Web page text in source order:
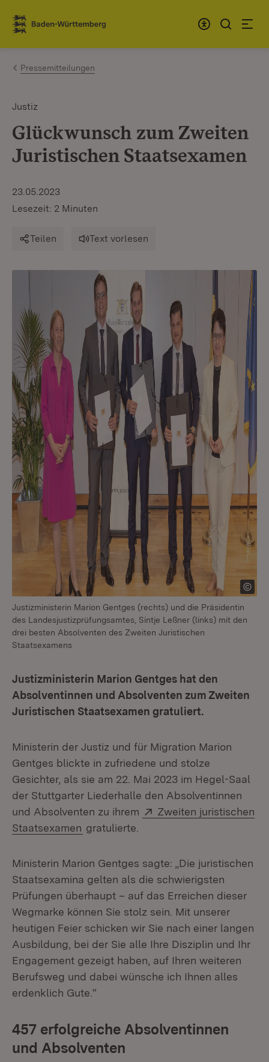
Zum Inhalt springen
Link zur Startseite
Pressemitteilungen
Justiz
Glückwunsch zum Zweiten
Juristischen Staatsexamen
23.05.2023
Lesezeit: 2 Minuten
Teilen Text vorlesen
Justizministerin Marion Gentges (rechts) und die Präsidentin
des Landesjustizprüfungsamtes, Sintje Leßner (links) mit den
drei besten Absolventen des Zweiten Juristischen
Staatsexamens
Justizministerin Marion Gentges hat den
Absolventinnen und Absolventen zum Zweiten
Juristischen Staatsexamen gratuliert.
Ministerin der Justiz und für Migration Marion
Gentges blickte in zufriedene und stolze
Gesichter, als sie am 22. Mai 2023 im Hegel-Saal
der Stuttgarter Liederhalle den Absolventinnen
und Absolventen zu ihrem
Extern:
Zweiten juristischen
Staatsexamen (Öffnet in neuem Fenster)
gratulierte.
Ministerin Marion Gentges sagte: „Die juristischen
Staatsexamina gelten als die schwierigsten
Prüfungen überhaupt – auf das Erreichen dieser
Wegmarke können Sie stolz sein. Mit unserer
heutigen Feier schicken wir Sie nach einer langen
Ausbildung, bei der Sie alle Ihre Disziplin und Ihr
Engagement gezeigt haben, auf Ihren weiteren
Berufsweg und dabei wünsche ich Ihnen alles
erdenklich Gute.“
457 erfolgreiche Absolventinnen
und Absolventen